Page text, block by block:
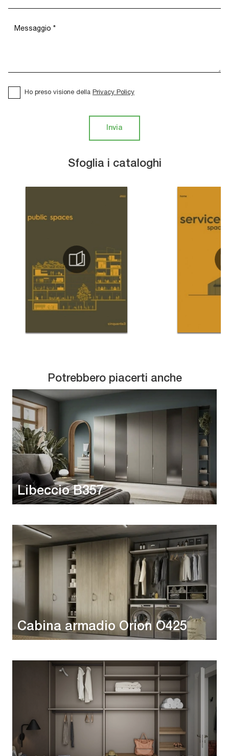
Sfoglia i cataloghi
Ho preso visione della Privacy Policy
Invia
Potrebbero piacerti anche
Libeccio B357
Cabina armadio Orion O425